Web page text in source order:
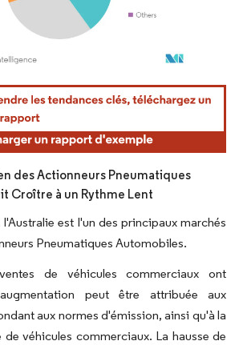
La réutilisation nécessite une attribution sous CC BY
des Actionneurs Pneumatiques
Croître à un Rythme Lent
est l'un des principaux marchés
Pneumatiques Automobiles.
de véhicules commerciaux ont
peut être attribuée aux
aux normes d'émission, ainsi qu'à la
véhicules commerciaux. La hausse de